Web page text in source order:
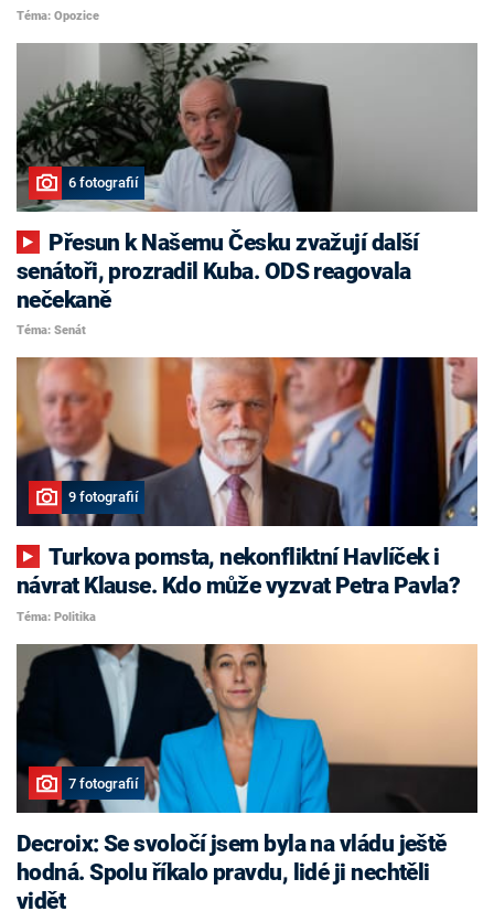
Téma: Opozice
6 fotografií
senátoři, prozradil Kuba. ODS reagovala
nečekaně
Téma: Senát
9 fotografií
Turkova pomsta, nekonfliktní Havlíček i
návrat Klause. Kdo může vyzvat Petra Pavla?
Téma: Politika
7 fotografií
Decroix: Se svoločí jsem byla na vládu ještě
hodná. Spolu říkalo pravdu, lidé ji nechtěli
vidět